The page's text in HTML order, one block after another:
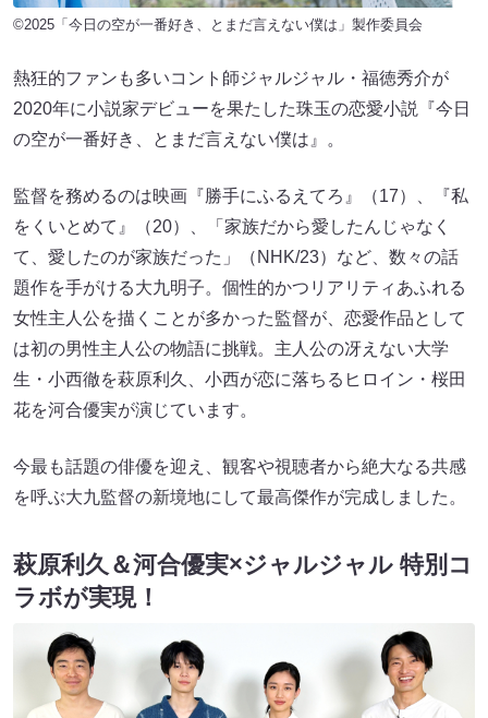
©2025「今日の空が一番好き、とまだ言えない僕は」製作委員会
熱狂的ファンも多いコント師ジャルジャル・福徳秀介が
2020年に小説家デビューを果たした珠玉の恋愛小説『今日
の空が一番好き、とまだ言えない僕は』。
監督を務めるのは映画『勝手にふるえてろ』（17）、『私
をくいとめて』（20）、「家族だから愛したんじゃなく
て、愛したのが家族だった」（NHK/23）など、数々の話
題作を手がける大九明子。個性的かつリアリティあふれる
女性主人公を描くことが多かった監督が、恋愛作品として
は初の男性主人公の物語に挑戦。主人公の冴えない大学
生・小西徹を萩原利久、小西が恋に落ちるヒロイン・桜田
花を河合優実が演じています。
今最も話題の俳優を迎え、観客や視聴者から絶大なる共感
を呼ぶ大九監督の新境地にして最高傑作が完成しました。
萩原利久＆河合優実×ジャルジャル 特別コ
ラボが実現！